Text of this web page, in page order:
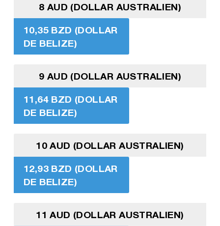
8 AUD (DOLLAR AUSTRALIEN)
10,35 BZD (DOLLAR
DE BELIZE)
9 AUD (DOLLAR AUSTRALIEN)
11,64 BZD (DOLLAR
DE BELIZE)
10 AUD (DOLLAR AUSTRALIEN)
12,93 BZD (DOLLAR
DE BELIZE)
11 AUD (DOLLAR AUSTRALIEN)